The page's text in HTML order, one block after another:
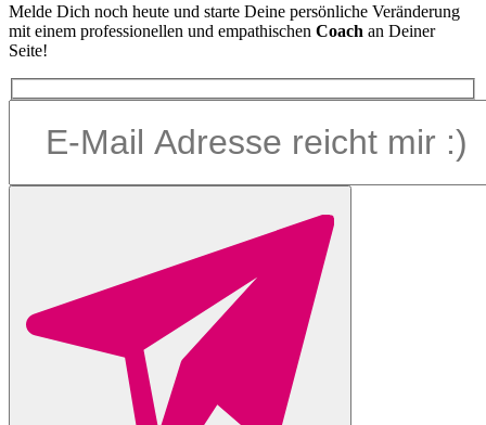
Melde Dich noch heute und starte Deine persönliche Veränderung
mit einem professionellen und empathischen Coach an Deiner
Seite!